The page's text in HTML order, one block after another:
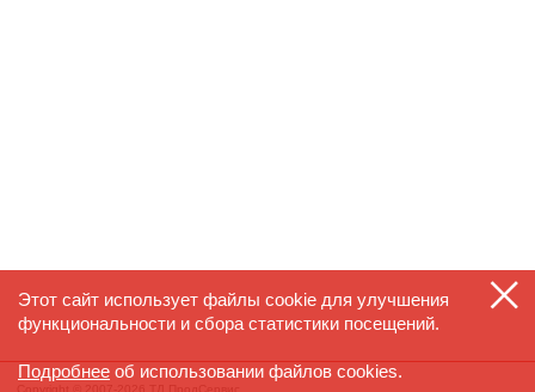
Этот сайт использует файлы cookie для улучшения
функциональности и сбора статистики посещений.
Подробнее об использовании файлов cookies.